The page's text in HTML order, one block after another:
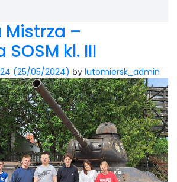
Mistrza –
kl. III
(25/05/2024) by lutomiersk_admin